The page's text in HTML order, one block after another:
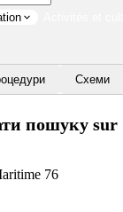
Схеми
пошуку sur
76